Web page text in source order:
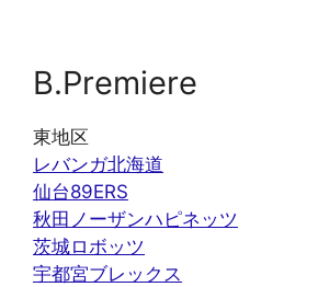
B.Premiere
東地区
レバンガ北海道
仙台89ERS
秋田ノーザンハピネッツ
茨城ロボッツ
宇都宮ブレックス